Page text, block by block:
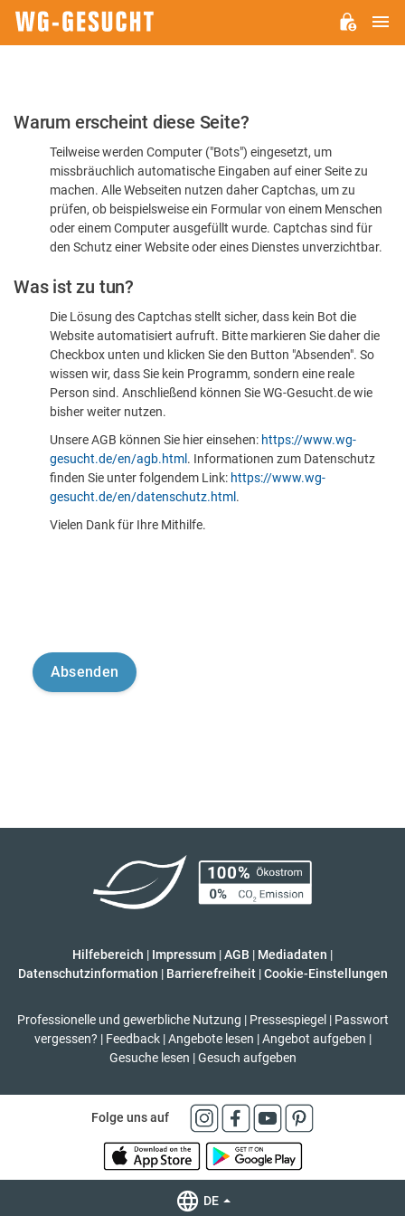
Bitte
dass
sind
Warum erscheint diese Seite?
Teilweise werden Computer ("Bots") eingesetzt, um
missbräuchlich automatische Eingaben auf einer Seite zu
machen. Alle Webseiten nutzen daher Captchas, um zu
prüfen, ob beispielsweise ein Formular von einem Menschen
oder einem Computer ausgefüllt wurde. Captchas sind für
den Schutz einer Website oder eines Dienstes unverzichtbar.
Was ist zu tun?
Die Lösung des Captchas stellt sicher, dass kein Bot die
Website automatisiert aufruft. Bitte markieren Sie daher die
Checkbox unten und klicken Sie den Button "Absenden". So
wissen wir, dass Sie kein Programm, sondern eine reale
Person sind. Anschließend können Sie WG-Gesucht.de wie
bisher weiter nutzen.
Unsere AGB können Sie hier einsehen: https://www.wg-
gesucht.de/en/agb.html . Informationen zum Datenschutz
finden Sie unter folgendem Link: https://www.wg-
gesucht.de/en/datenschutz.html .
Vielen Dank für Ihre Mithilfe.
Hilfebereich | Impressum |AGB | Mediadaten |
Datenschutzinformation | Barrierefreiheit | Cookie-Einstellungen
Professionelle und gewerbliche Nutzung | Pressespiegel | Passwort
vergessen? | Feedback | Angebote lesen | Angebot aufgeben |
Gesuche lesen | Gesuch aufgeben
Folge uns auf
DE